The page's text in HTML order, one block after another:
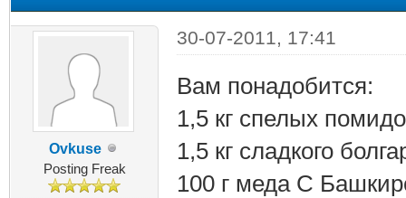
Ovkuse
Posting Freak
30-07-2011, 17:41
Вам понадобится:
1,5 кг спелых
1,5 кг сладкого
100 г меда С